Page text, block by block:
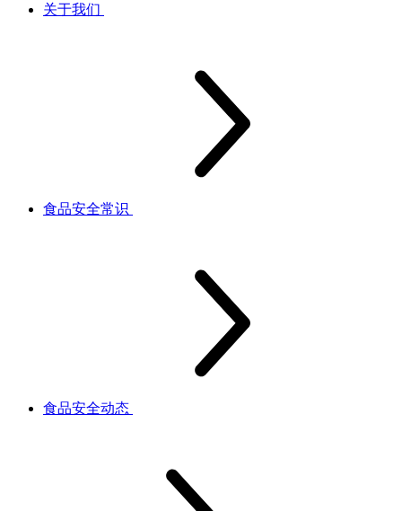
关于我们
食品安全常识
食品安全动态